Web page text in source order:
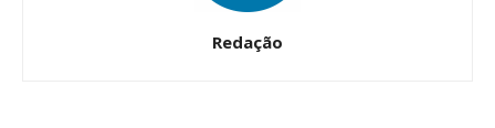
Redação